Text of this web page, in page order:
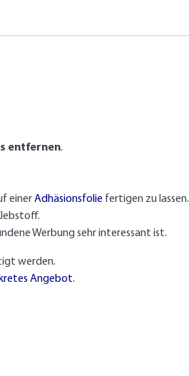
entfernen.
einerAdhäsionsfolie fertigen zu lassen.
Werbung sehr interessant ist.
werden.
Angebot.